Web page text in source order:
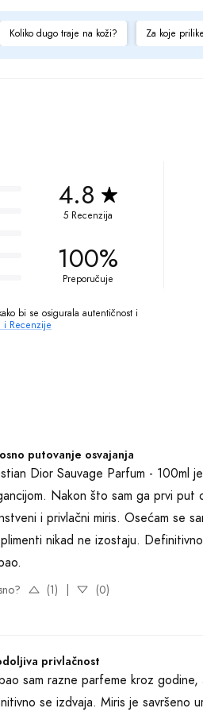
Koliko dugo traje na koži? Za koje
4.8
5 Recenzija
100%
Preporučuje
bi se osigurala autentičnost i
i Recenzije
putovanje osvajanja
Dior Sauvage Parfum - 100ml
Nakon što sam ga prvi put
i privlačni miris. Osećam se
nikad ne izostaju.
(1) (0)
privlačnost
sam razne parfeme kroz
se izdvaja. Miris je savršeno